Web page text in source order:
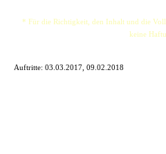
* Für die Richtigkeit, den Inhalt und die
keine
Auftritte: 03.03.2017, 09.02.2018